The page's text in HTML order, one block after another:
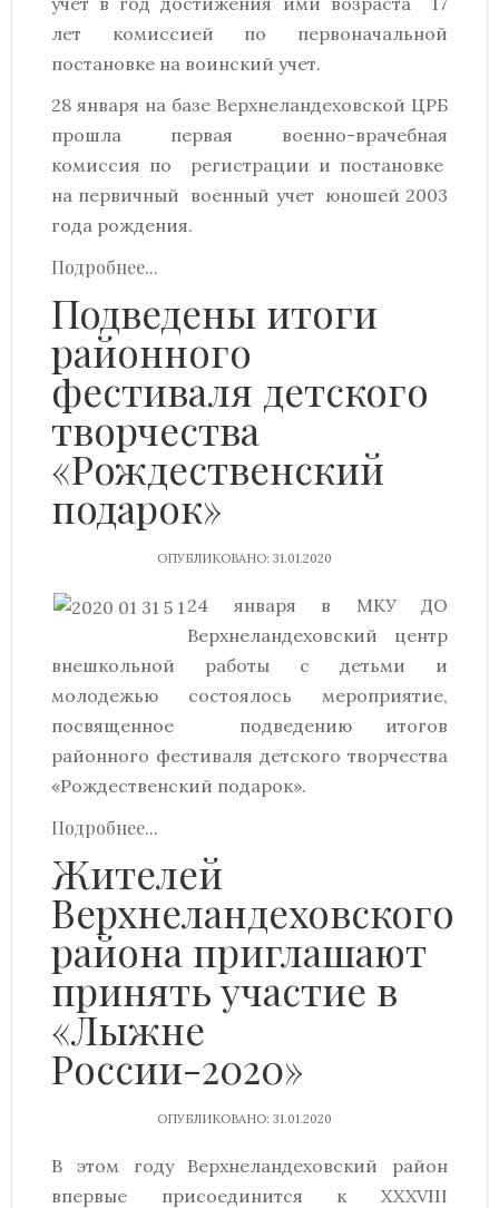
лет комиссией по первоначальной
постановке на воинский учет.
28 января на базе Верхнеландеховской ЦРБ
прошла первая военно-врачебная
комиссия по регистрации и постановке
на первичный военный учет юношей 2003
года рождения.
Подробнее...
Подведены итоги
районного
фестиваля детского
творчества
«Рождественский
подарок»
ОПУБЛИКОВАНО: 31.01.2020
24 января в МКУ ДО
Верхнеландеховский центр
внешкольной работы с детьми и
молодежью состоялось мероприятие,
посвященное подведению итогов
районного фестиваля детского творчества
«Рождественский подарок».
Подробнее...
Жителей
Верхнеландеховского
района приглашают
принять участие в
«Лыжне
России-2020»
ОПУБЛИКОВАНО: 31.01.2020
В этом году Верхнеландеховский район
впервые присоединится к XXXVIII